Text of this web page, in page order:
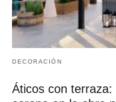
DECORACIÓN
Áticos con